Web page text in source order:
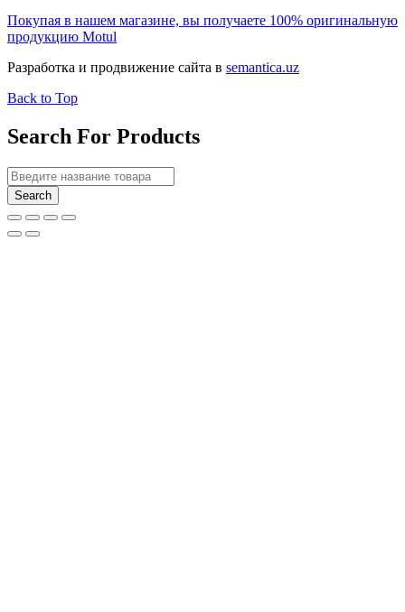
Покупая в нашем магазине, вы получаете 100% оригинальную
продукцию Motul
Разработка и продвижение сайта в semantica.uz
Back to Top
Search For Products